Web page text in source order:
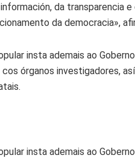
da transparencia
da democracia»,
insta ademais ao
órganos investigadores,
insta ademais ao